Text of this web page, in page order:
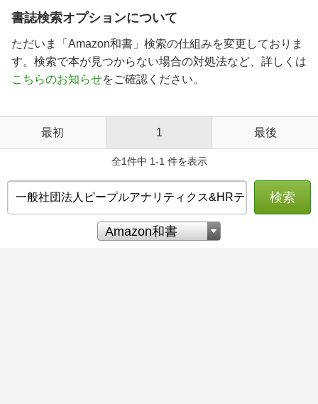
書誌検索オプションについて
ただいま「Amazon和書」検索の仕組みを変更しておりま
す。検索で本が見つからない場合の対処法など、詳しくは
こちらのお知らせをご確認ください。
最初 1 最後
全1件中 1-1 件を表示
検索